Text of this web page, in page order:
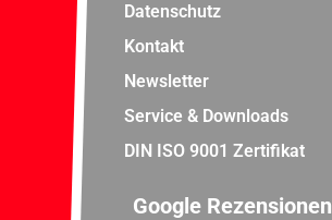
Datenschutz
Kontakt
Newsletter
Service & Downloads
DIN ISO 9001 Zertifikat
Google Rezensionen